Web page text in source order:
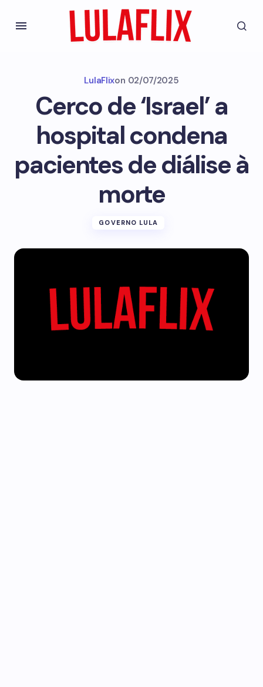
LulaFlixon 02/07/2025
Cerco de ‘Israel’ a
hospital condena
pacientes de diálise à
morte
GOVERNO LULA